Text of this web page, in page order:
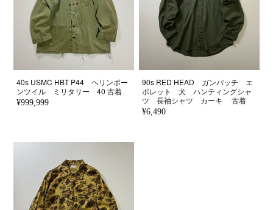
40s USMC HBT P44 ヘリンボー
ンツイル ミリタリー 40 古着
¥999,999
90s RED HEAD ガンパッチ エ
ポレット 犬 ハンティングシャ
ツ 長袖シャツ カーキ 古着
¥6,490